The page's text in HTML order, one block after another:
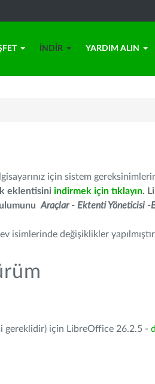
İNDIR YARDIM ALIN
için sistem
eklentisini indirmek için tıklayın.
Araçlar - Ektenti Yöneticisi -
isimlerinde değişiklikler
gereklidir) için LibreOffice 26.2.5 -